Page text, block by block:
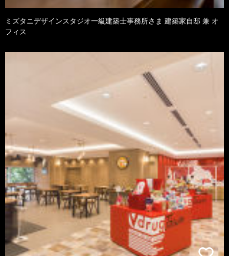
ミズタニデザインスタジオ一級建築士事務所さま 建築家自邸 兼 オ
フィス